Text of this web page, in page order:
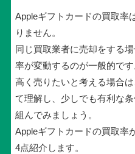
Appleギフトカードの買取率
りません。
同じ買取業者に売却をする
率が変動するのが一般的です
高く売りたいと考える場合
て理解し、少しでも有利な
組んでみましょう。
Appleギフトカードの買取率
4点紹介します。